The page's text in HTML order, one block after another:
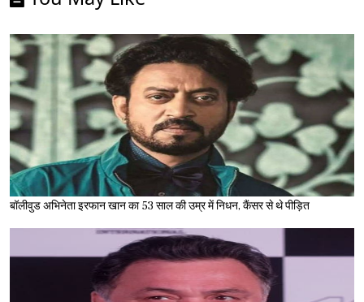
बॉलीवुड अभिनेता इरफान खान का 53 साल की उम्र में निधन, कैंसर से थे पीड़ित